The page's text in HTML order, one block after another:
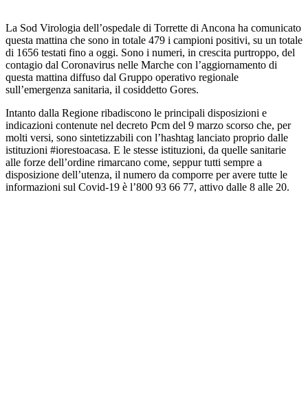
La Sod Virologia dell’ospedale di Torrette di Ancona ha comunicato
questa mattina che sono in totale 479 i campioni positivi, su un totale
di 1656 testati fino a oggi. Sono i numeri, in crescita purtroppo, del
contagio dal Coronavirus nelle Marche con l’aggiornamento di
questa mattina diffuso dal Gruppo operativo regionale
sull’emergenza sanitaria, il cosiddetto Gores.
Intanto dalla Regione ribadiscono le principali disposizioni e
indicazioni contenute nel decreto Pcm del 9 marzo scorso che, per
molti versi, sono sintetizzabili con l’hashtag lanciato proprio dalle
istituzioni #iorestoacasa. E le stesse istituzioni, da quelle sanitarie
alle forze dell’ordine rimarcano come, seppur tutti sempre a
disposizione dell’utenza, il numero da comporre per avere tutte le
informazioni sul Covid-19 è l’800 93 66 77, attivo dalle 8 alle 20.